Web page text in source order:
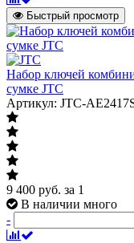
Быстрый просмотр
Набор ключей
сумке JTC
Артикул: JTC-
9 400 руб. за 1
В наличии много
-